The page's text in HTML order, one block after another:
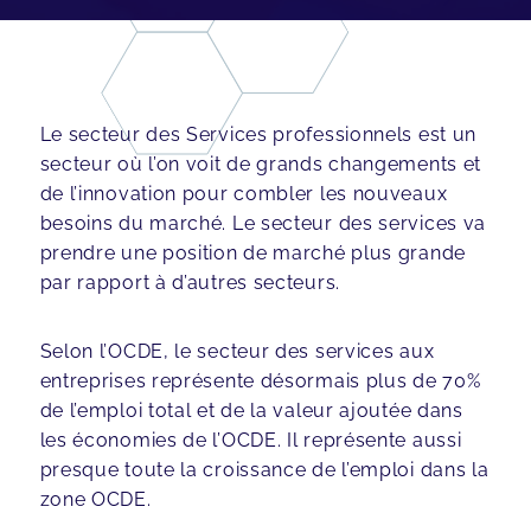
Le secteur des Services professionnels est un
secteur où l’on voit de grands changements et
de l’innovation pour combler les nouveaux
besoins du marché. Le secteur des services va
prendre une position de marché plus grande
par rapport à d’autres secteurs.
Selon l’OCDE, le secteur des services aux
entreprises représente désormais plus de 70%
de l’emploi total et de la valeur ajoutée dans
les économies de l’OCDE. Il représente aussi
presque toute la croissance de l’emploi dans la
zone OCDE.